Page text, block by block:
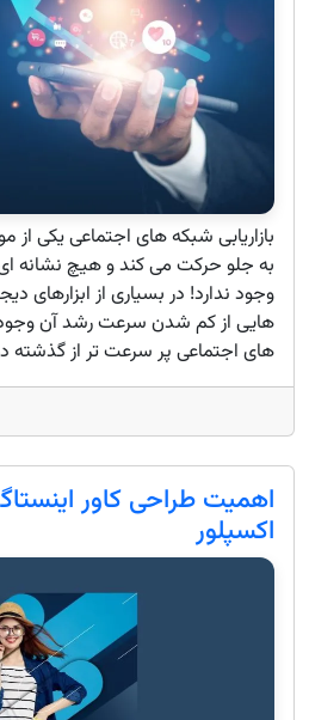
بازاریابی شبکه های اجتماعی یکی از
به جلو حرکت می کند و هیچ نشانه
وجود ندارد! در بسیاری از ابزارهای
هایی از کم شدن سرعت رشد آن وجود
های اجتماعی پر سرعت تر از گذشته
اهمیت طراحی کاور
اکسپلور